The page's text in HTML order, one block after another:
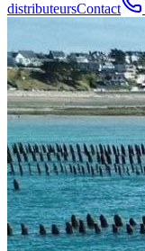
distributeursContact